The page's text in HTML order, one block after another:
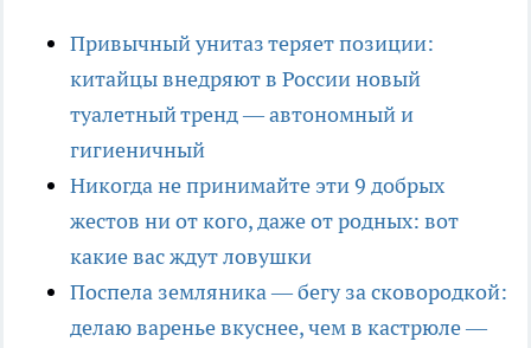
Привычный унитаз теряет позиции:
китайцы внедряют в России новый
туалетный тренд — автономный и
гигиеничный
Никогда не принимайте эти 9 добрых
жестов ни от кого, даже от родных: вот
какие вас ждут ловушки
Поспела земляника — бегу за сковородкой:
делаю варенье вкуснее, чем в кастрюле —